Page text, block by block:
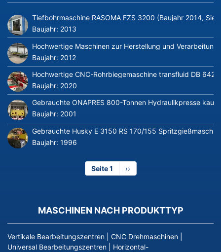
Tiefbohrmaschine RASOMA FZS 3200 (Baujahr 2014,
Baujahr: 2013
Hochwertige Maschinen zur Herstellung und
Baujahr: 2012
Hochwertige CNC-Rohrbiegemaschine transfluid DB
Baujahr: 2020
Gebrauchte ONAPRES 800-Tonnen Hydraulikpresse
Baujahr: 2001
Gebrauchte Husky E 3150 RS 170/155
Baujahr: 1996
Seite 1
Nächste
Seite
››
MASCHINEN NACH PRODUKTTYP
Vertikale Bearbeitungszentren CNC Drehmaschinen
Universal Bearbeitungszentren
Horizontal-